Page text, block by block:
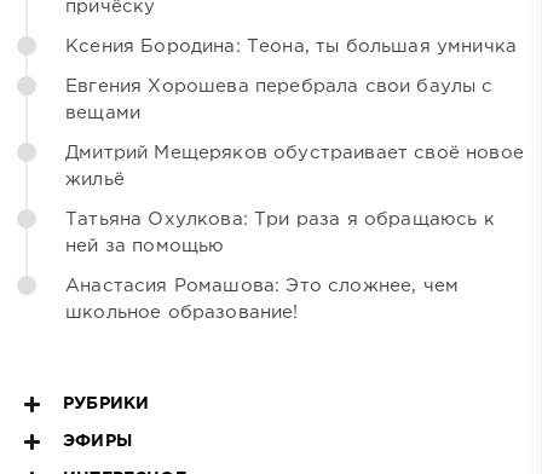
причёску
Ксения Бородина: Теона, ты большая умничка
Евгения Хорошева перебрала свои баулы с
вещами
Дмитрий Мещеряков обустраивает своё новое
жильё
Татьяна Охулкова: Три раза я обращаюсь к
ней за помощью
Анастасия Ромашова: Это сложнее, чем
школьное образование!
РУБРИКИ
ЭФИРЫ